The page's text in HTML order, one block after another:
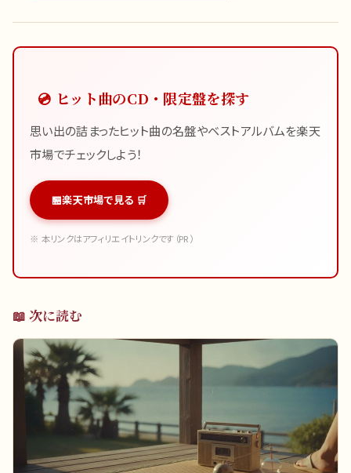
💿 ヒット曲のCD・限定盤を探す
思い出の詰まったヒット曲の名盤やベストアルバムを楽天
市場でチェックしよう！
楽天市場で見る 🛒
※ 本リンクはアフィリエイトリンクです（PR）
📖 次に読む